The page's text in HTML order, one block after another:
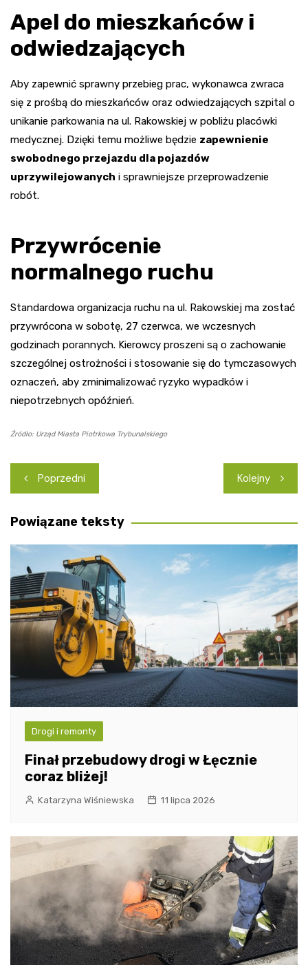
Apel do mieszkańców i
odwiedzających
Aby zapewnić sprawny przebieg prac, wykonawca zwraca
się z prośbą do mieszkańców oraz odwiedzających szpital o
unikanie parkowania na ul. Rakowskiej w pobliżu placówki
medycznej. Dzięki temu możliwe będzie zapewnienie
swobodnego przejazdu dla pojazdów
uprzywilejowanych i sprawniejsze przeprowadzenie
robót.
Przywrócenie
normalnego ruchu
Standardowa organizacja ruchu na ul. Rakowskiej ma zostać
przywrócona w sobotę, 27 czerwca, we wczesnych
godzinach porannych. Kierowcy proszeni są o zachowanie
szczególnej ostrożności i stosowanie się do tymczasowych
oznaczeń, aby zminimalizować ryzyko wypadków i
niepotrzebnych opóźnień.
Źródło: Urząd Miasta Piotrkowa Trybunalskiego
Nawigacja
wpisu
Poprzedni Kolejny
Powiązane teksty
Drogi i remonty
Finał przebudowy drogi w Łęcznie
coraz bliżej!
Katarzyna Wiśniewska 11 lipca 2026